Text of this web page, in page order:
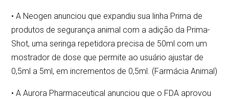
• A Neogen anunciou que expandiu sua linha Prima de
produtos de segurança animal com a adição da Prima-
Shot, uma seringa repetidora precisa de 50ml com um
mostrador de dose que permite ao usuário ajustar de
0,5ml a 5ml, em incrementos de 0,5ml. (Farmácia Animal)
• A Aurora Pharmaceutical anunciou que o FDA aprovou